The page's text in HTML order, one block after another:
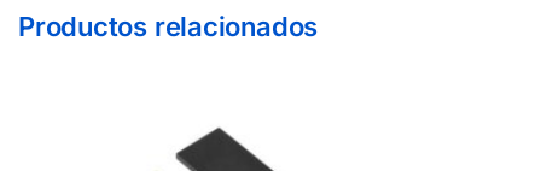
Productos relacionados